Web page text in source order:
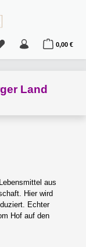
Du hast 0 Produkte
0,00 €
Land
aus
Hier wird
Echter
Hof auf den